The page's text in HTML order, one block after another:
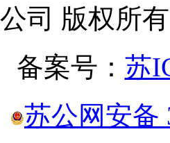
司 版权所有
备案号： 苏
苏公网安备